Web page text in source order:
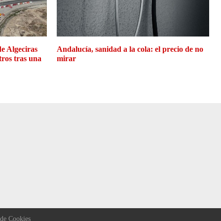
Algeciras
tras una
Andalucía, sanidad a la cola: el precio de no
mirar
Cookies